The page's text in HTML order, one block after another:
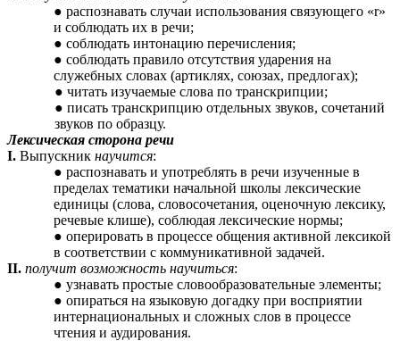
распознавать случаи использования связующего «r»
и соблюдать их в речи;
соблюдать интонацию перечисления;
соблюдать правило отсутствия ударения на
служебных словах (артиклях, союзах, предлогах);
читать изучаемые слова по транскрипции;
писать транскрипцию отдельных звуков, сочетаний
звуков по образцу.
Лексическая сторона речи
I. Выпускник научится:
распознавать и употреблять в речи изученные в
пределах тематики начальной школы лексические
единицы (слова, словосочетания, оценочную лексику,
речевые клише), соблюдая лексические нормы;
оперировать в процессе общения активной лексикой
в соответствии с коммуникативной задачей.
II. получит возможность научиться:
узнавать простые словообразовательные элементы;
опираться на языковую догадку при восприятии
интернациональных и сложных слов в процессе
чтения и аудирования.